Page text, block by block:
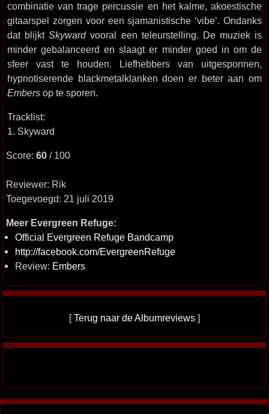
combinatie van trage percussie en het kalme, akoestische
gitaarspel zorgen voor een sjamanistische ‘vibe’. Ondanks
dat blijktSkywardvooral een teleurstelling. De muziek is
minder gebalanceerd en slaagt er minder goed in om de
sfeer vast te houden. Liefhebbers van uitgesponnen,
hypnotiserende blackmetalklanken doen er beter aan om
Embers op te sporen.
Tracklist:
1. Skyward
Score: 60 / 100
Reviewer: Rik
Toegevoegd: 21 juli 2019
Meer Evergreen Refuge:
Official Evergreen Refuge Bandcamp
http://facebook.com/EvergreenRefuge
Review: Embers
[Terug naar de Albumreviews ]